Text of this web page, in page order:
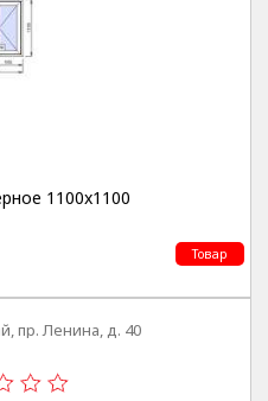
1100x1100
Товар
пр. Ленина, д. 40